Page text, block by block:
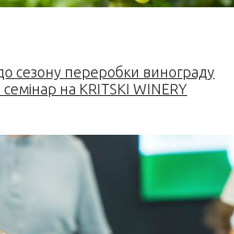
сезону переробки винограду
на KRITSKI WINERY